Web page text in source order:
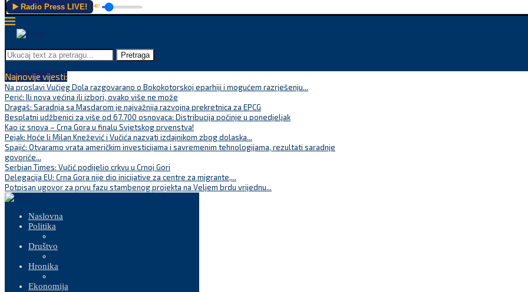
▶️ Radio Press LIVE! 🔊
Pretraga
Najnovije vijesti:
Na proslavi Vučjeg Dola razgovarano o Bokokotorskoj eparhiji i mogućem razrješenju...
Perić: Ili nova većina ili izbori, ovako više ne može
Dragaš: Saradnja sa Masdarom je najvažnija razvojna prekretnica za EPCG
Besplatni udžbenici za više od 67.700 osnovaca: Distribucija počinje u ponedjeljak
Kao iz snova – Crna Gora u finalu Svjetskog prvenstva!
Pejak: Hoće li Milan Knežević i Vučića nazvati izdajnikom zbog dolaska...
Spajić: Otvaramo vrata američkim investicijama i savremenim tehnologijama, rezultati saradnje
govoriće...
Serbian Times: Vučić podijelio crkvu u Crnoj Gori
Delegacija EU: Crna Gora nije dio inicijative za centre za migrante,...
Potpisan ugovor za prvu fazu stambenog projekta na Veljem brdu vrijednu...
Naslovna
Politika
Društvo
Hronika
Ekonomija